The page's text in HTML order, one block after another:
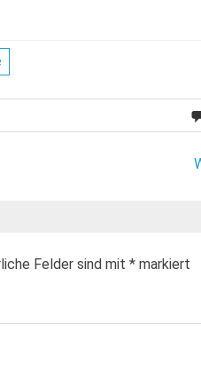
Felder sind mit* markiert